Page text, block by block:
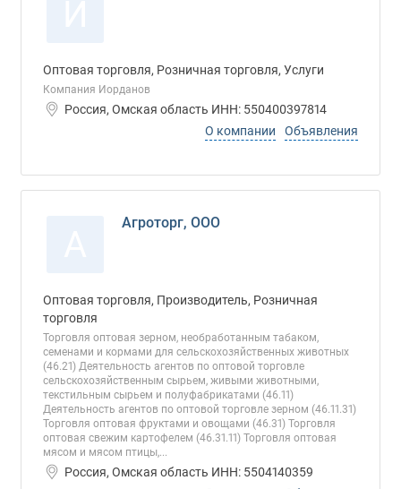
Оптовая торговля, Розничная торговля, Услуги
Компания Иорданов
Россия, Омская область ИНН: 550400397814
О компании
Объявления
Агроторг, ООО
Оптовая торговля, Производитель, Розничная
торговля
Торговля оптовая зерном, необработанным табаком,
семенами и кормами для сельскохозяйственных животных
(46.21) Деятельность агентов по оптовой торговле
сельскохозяйственным сырьем, живыми животными,
текстильным сырьем и полуфабрикатами (46.11)
Деятельность агентов по оптовой торговле зерном (46.11.31)
Торговля оптовая фруктами и овощами (46.31) Торговля
оптовая свежим картофелем (46.31.11) Торговля оптовая
мясом и мясом птицы,...
Россия, Омская область ИНН: 5504140359